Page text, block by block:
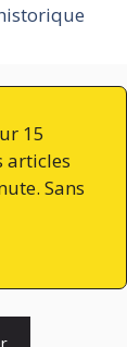
15
articles
Sans